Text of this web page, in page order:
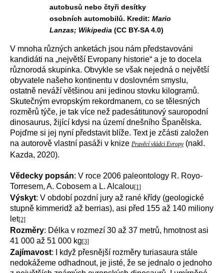
autobusů nebo čtyři desítky
osobních automobilů. Kredit: Mario
Lanzas; Wikipedia (CC BY-SA 4.0)
V mnoha různých anketách jsou nám představováni
kandidáti na „největší Evropany historie“ a je to docela
různorodá skupinka. Obvykle se však nejedná o největší
obyvatele našeho kontinentu v doslovném smyslu,
ostatně neváží většinou ani jedinou stovku kilogramů.
Skutečným evropským rekordmanem, co se tělesných
rozměrů týče, je tak více než padesátitunový sauropodní
dinosaurus, žijící kdysi na území dnešního Španělska.
Pojďme si jej nyní představit blíže. Text je zčásti založen
na autorově vlastní pasáži v knize Pravěcí vládci Evropy(nakl.
Kazda, 2020).
Vědecky popsán: V roce 2006 paleontology R. Royo-
Torresem, A. Cobosem a L. Alcalou[1]
Výskyt: V období pozdní jury až rané křídy (geologické
stupně kimmeridž až berrias), asi před 155 až 140 miliony
let[2]
Rozměry: Délka v rozmezí 30 až 37 metrů, hmotnost asi
41 000 až 51 000 kg[3]
Zajímavost: I když přesnější rozměry turiasaura stále
nedokážeme odhadnout, je jisté, že se jednalo o jednoho